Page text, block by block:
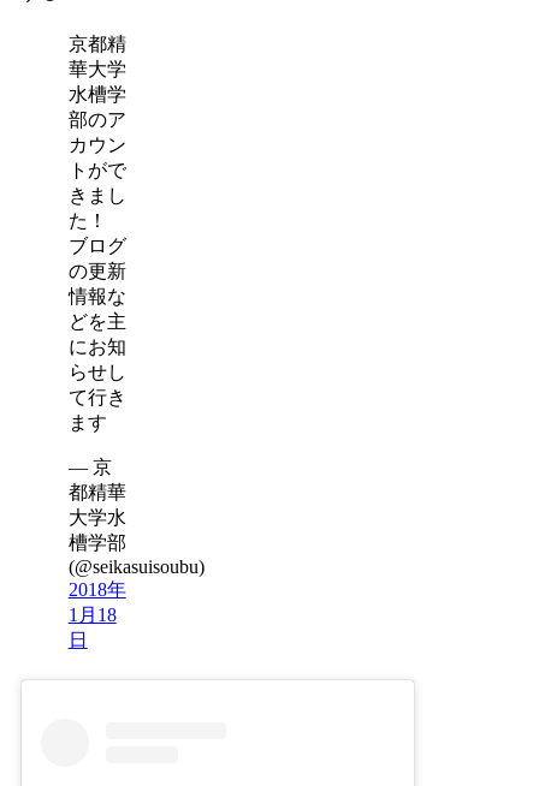
京都精
華大学
水槽学
部のア
カウン
トがで
きまし
た！
ブログ
の更新
情報な
どを主
にお知
らせし
て行き
ます
— 京
都精華
大学水
槽学部
(@seikasuisoubu)
2018年
1月18
日